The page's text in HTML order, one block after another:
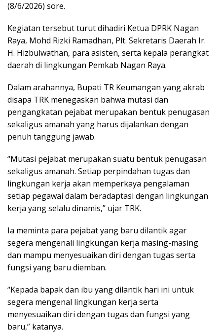
(8/6/2026) sore.
Kegiatan tersebut turut dihadiri Ketua DPRK Nagan
Raya, Mohd Rizki Ramadhan, Plt. Sekretaris Daerah Ir.
H. Hizbulwathan, para asisten, serta kepala perangkat
daerah di lingkungan Pemkab Nagan Raya.
Dalam arahannya, Bupati TR Keumangan yang akrab
disapa TRK menegaskan bahwa mutasi dan
pengangkatan pejabat merupakan bentuk penugasan
sekaligus amanah yang harus dijalankan dengan
penuh tanggung jawab.
“Mutasi pejabat merupakan suatu bentuk penugasan
sekaligus amanah. Setiap perpindahan tugas dan
lingkungan kerja akan memperkaya pengalaman
setiap pegawai dalam beradaptasi dengan lingkungan
kerja yang selalu dinamis,” ujar TRK.
Ia meminta para pejabat yang baru dilantik agar
segera mengenali lingkungan kerja masing-masing
dan mampu menyesuaikan diri dengan tugas serta
fungsi yang baru diemban.
“Kepada bapak dan ibu yang dilantik hari ini untuk
segera mengenal lingkungan kerja serta
menyesuaikan diri dengan tugas dan fungsi yang
baru,” katanya.